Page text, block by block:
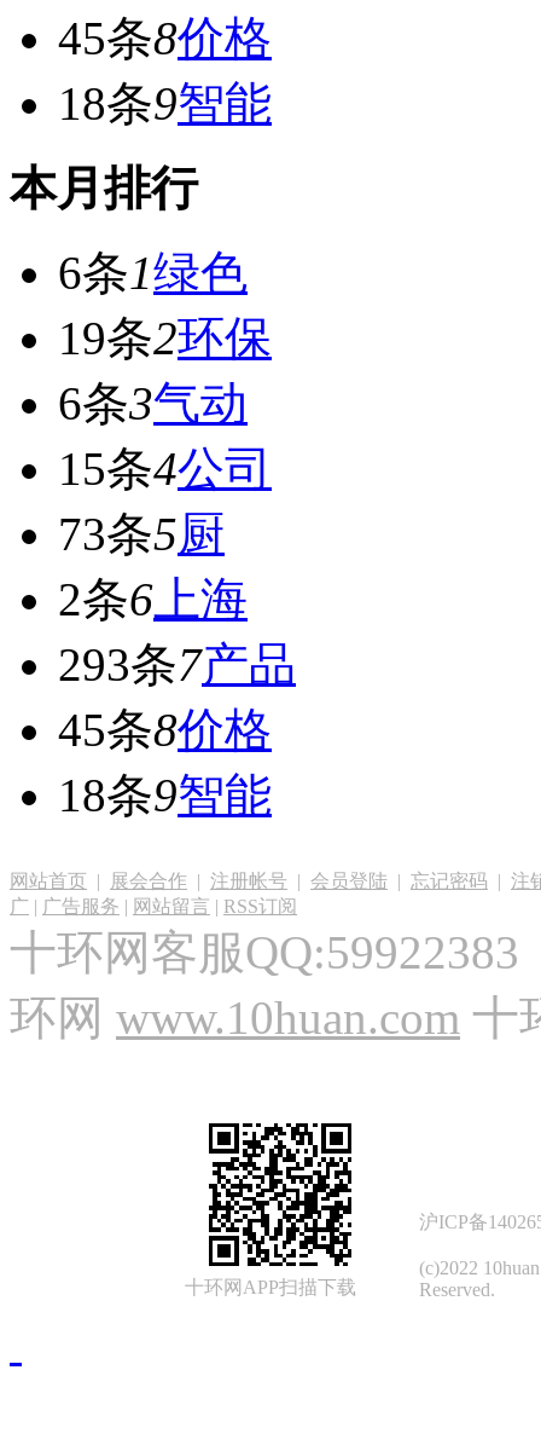
45条8价格
18条9智能
本月排行
6条1绿色
19条2环保
6条3气动
15条4公司
73条5厨
2条6 上海
293条7产品
45条8价格
18条9智能
网站首页 | 展会合作 | 注册帐号 | 会员登陆 | 忘记密码 | 注
广 | 广告服务 | 网站留言 | RSS订阅
十环网客服
环网 www.10huan.com 十
十环网APP扫描下载
沪ICP备
(c)2022
Reserved.